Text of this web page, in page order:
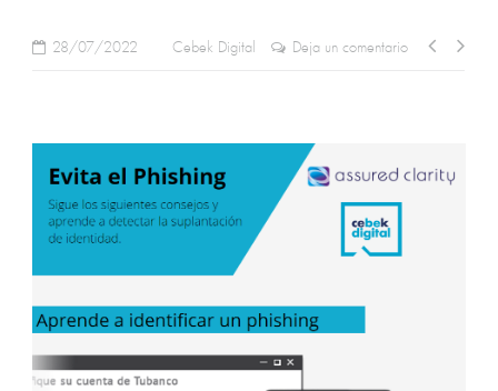
28/07/2022 Cebek Digital Deja un comentario